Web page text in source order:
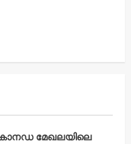
മേഖലയിലെ